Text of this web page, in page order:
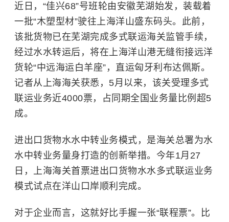
近日，“佳兴68”号班轮由安徽芜湖始发，装载着
一批“木塑型材”驶往上海洋山盛东码头。此前，
该批货物已在芜湖完成多式联运海关监管手续，
经过水水转运后，将在上海洋山港无缝衔接远洋
货轮“中远海运白羊座”，直运匈牙利布达佩斯。
记者从上海海关获悉，5月以来，该关受理多式
联运业务近4000票，占同期全国业务量比例超5
成。
进出口货物水水中转业务模式，是海关总署为水
水中转业务量身打造的创新举措。今年1月27
日，上海海关首票进出口货物水水多式联运业务
模式试点在洋山口岸顺利完成。
对于企业而言，这就好比手握一张“联程票”。比